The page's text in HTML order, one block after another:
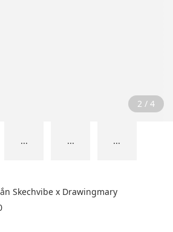
2 / 4
... ... ...
Skechvibe x Drawingmary